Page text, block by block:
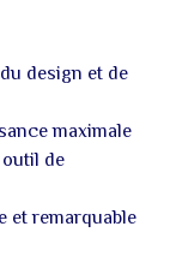
design et de
maximale
de
et remarquable